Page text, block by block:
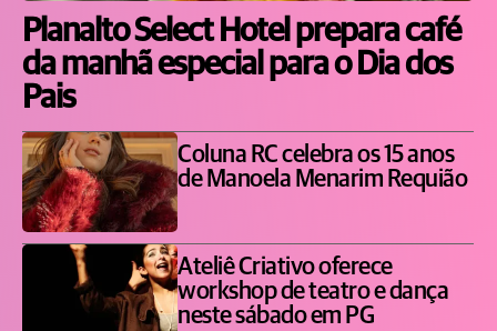
Planalto Select Hotel prepara café
da manhã especial para o Dia dos
Pais
Coluna RC celebra os 15 anos
de Manoela Menarim Requião
Ateliê Criativo oferece
workshop de teatro e dança
neste sábado em PG